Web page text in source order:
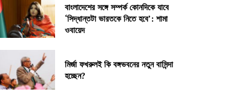
বাংলাদেশের সঙ্গে সম্পর্ক কোনদিকে যাবে
‘সিদ্ধান্তটা ভারতকে নিতে হবে’: শামা
ওবায়েদ
মির্জা ফখরুলই কি বঙ্গভবনের নতুন বাসিন্দা
হচ্ছেন?